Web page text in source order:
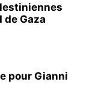
de Gaza
pour Gianni